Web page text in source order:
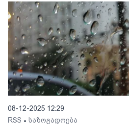
08-12-2025 12:29
RSS • საზოგადოება